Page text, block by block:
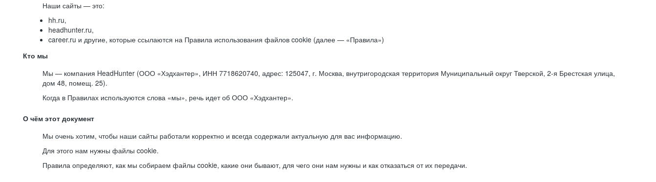
Наши сайты — это:
hh.ru,
headhunter.ru,
career.ru и другие, которые ссылаются на Правила использования файлов cookie (далее — «Правила»)
Кто мы
Мы — компания HeadHunter (ООО «Хэдхантер», ИНН 7718620740, адрес: 125047, г. Москва, внутригородская территория Муниципальный округ Тверской, 2-я Брестская улица,
дом 48, помещ. 25).
Когда в Правилах используются слова «мы», речь идет об ООО «Хэдхантер».
О чём этот документ
Мы очень хотим, чтобы наши сайты работали корректно и всегда содержали актуальную для вас информацию.
Для этого нам нужны файлы cookie.
Правила определяют, как мы собираем файлы cookie, какие они бывают, для чего они нам нужны и как отказаться от их передачи.